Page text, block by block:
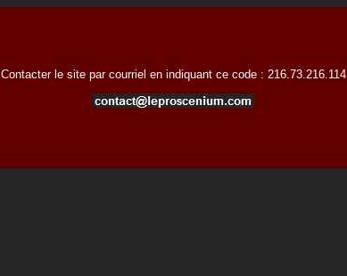
Contacter le site par courriel en indiquant ce code : 216.73.216.114